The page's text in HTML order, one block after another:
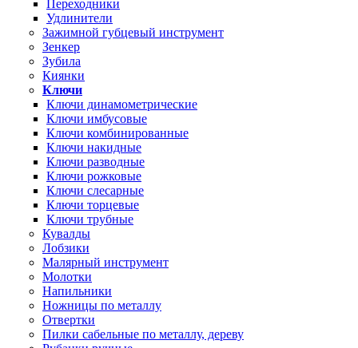
Переходники
Удлинители
Зажимной губцевый инструмент
Зенкер
Зубила
Киянки
Ключи
Ключи динамометрические
Ключи имбусовые
Ключи комбинированные
Ключи накидные
Ключи разводные
Ключи рожковые
Ключи слесарные
Ключи торцевые
Ключи трубные
Кувалды
Лобзики
Малярный инструмент
Молотки
Напильники
Ножницы по металлу
Отвертки
Пилки сабельные по металлу, дереву